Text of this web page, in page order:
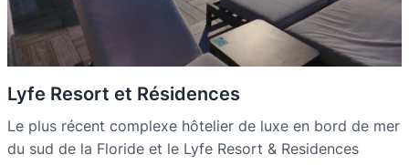
Lyfe Resort et Résidences
Le plus récent complexe hôtelier de luxe en bord de mer
du sud de la Floride et le Lyfe Resort & Residences